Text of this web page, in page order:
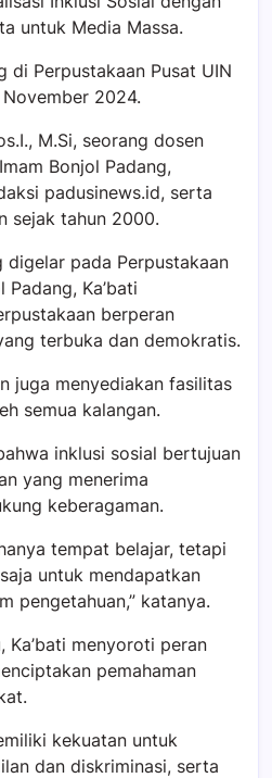
untuk Media Massa.
di Perpustakaan Pusat UIN
2024.
M.Si, seorang dosen
Bonjol Padang,
padusinews.id, serta
sejak tahun 2000.
digelar pada Perpustakaan
Padang, Ka’bati
berperan
terbuka dan demokratis.
juga menyediakan fasilitas
semua kalangan.
inklusi sosial bertujuan
yang menerima
keberagaman.
tempat belajar, tetapi
untuk mendapatkan
pengetahuan,” katanya.
Ka’bati menyoroti peran
pemahaman
kekuatan untuk
dan diskriminasi, serta